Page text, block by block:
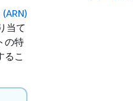
当て
の特
るこ